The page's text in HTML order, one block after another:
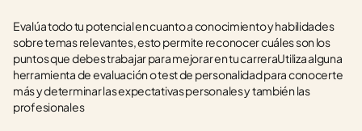
Evalúa todo tu potencial en cuanto a conocimiento y habilidades
sobre temas relevantes, esto permite reconocer cuáles son los
puntos que debes trabajar para mejorar en tu carreraUtiliza alguna
herramienta de evaluación o test de personalidad para conocerte
más y determinar las expectativas personales y también las
profesionales